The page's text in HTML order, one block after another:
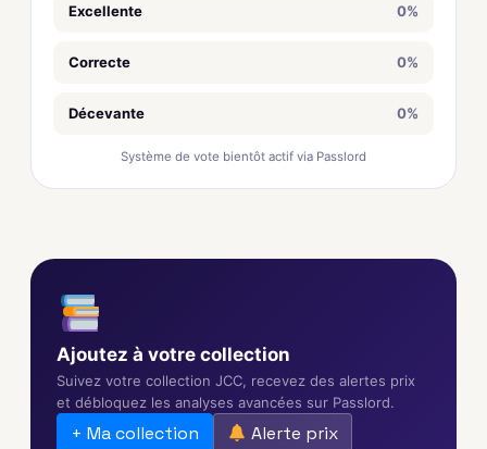
Excellente 0%
Correcte 0%
Décevante 0%
Système de vote bientôt actif via Passlord
Ajoutez à votre collection
Suivez votre collection JCC, recevez des alertes prix
et débloquez les analyses avancées sur Passlord.
+ Ma collection Alerte prix